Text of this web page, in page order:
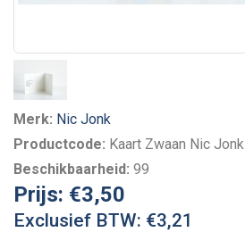
Merk: Nic Jonk
Productcode: Kaart Zwaan Nic Jonk
Beschikbaarheid: 99
Prijs: €3,50
Exclusief BTW: €3,21